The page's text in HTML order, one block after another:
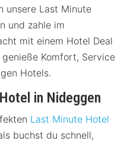
unsere Last Minute
und zahle im
mit einem Hotel Deal
Komfort, Service
Hotels.
in Nideggen
Last Minute Hotel
buchst du schnell,